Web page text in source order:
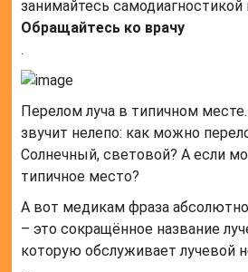
занимайтесь
Обращайтесь ко врачу
.
Перелом луча в типичном
звучит нелепо: как можно
Солнечный, световой? А если
типичное место?
А вот медикам фраза абсолютно
– это сокращённое название
которую обслуживает лучевой